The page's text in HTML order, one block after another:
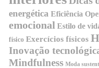
energética Eficiência
emocional Estilo de
físico Exercícios físicos
Inovação
Mindfulness Moda